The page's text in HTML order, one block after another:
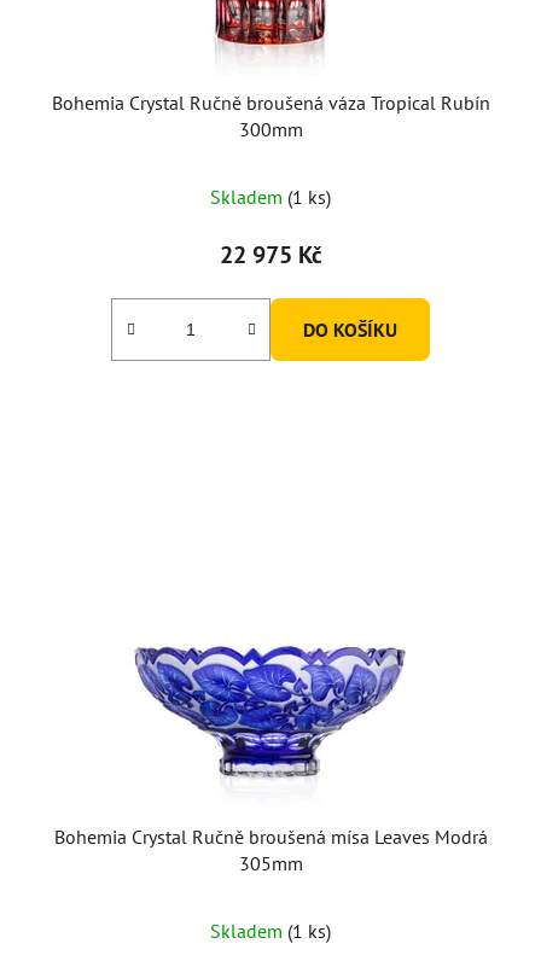
Bohemia Crystal Ručně broušená váza Tropical Rubín
300mm
Skladem (1 ks)
22 975 Kč
DO KOŠÍKU
Bohemia Crystal Ručně broušená mísa Leaves Modrá
305mm
Skladem (1 ks)